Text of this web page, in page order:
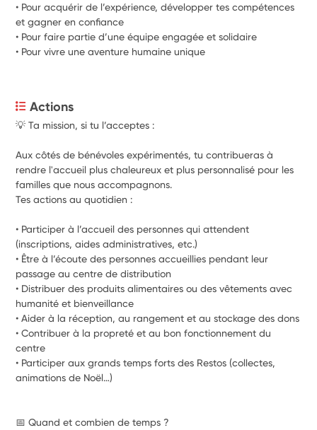
• Pour acquérir de l’expérience, développer tes compétences
et gagner en confiance
• Pour faire partie d’une équipe engagée et solidaire
• Pour vivre une aventure humaine unique
Actions
💡 Ta mission, si tu l’acceptes :
Aux côtés de bénévoles expérimentés, tu contribueras à
rendre l'accueil plus chaleureux et plus personnalisé pour les
familles que nous accompagnons.
Tes actions au quotidien :
• Participer à l’accueil des personnes qui attendent
(inscriptions, aides administratives, etc.)
• Être à l’écoute des personnes accueillies pendant leur
passage au centre de distribution
• Distribuer des produits alimentaires ou des vêtements avec
humanité et bienveillance
• Aider à la réception, au rangement et au stockage des dons
• Contribuer à la propreté et au bon fonctionnement du
centre
• Participer aux grands temps forts des Restos (collectes,
animations de Noël…)
📅 Quand et combien de temps ?